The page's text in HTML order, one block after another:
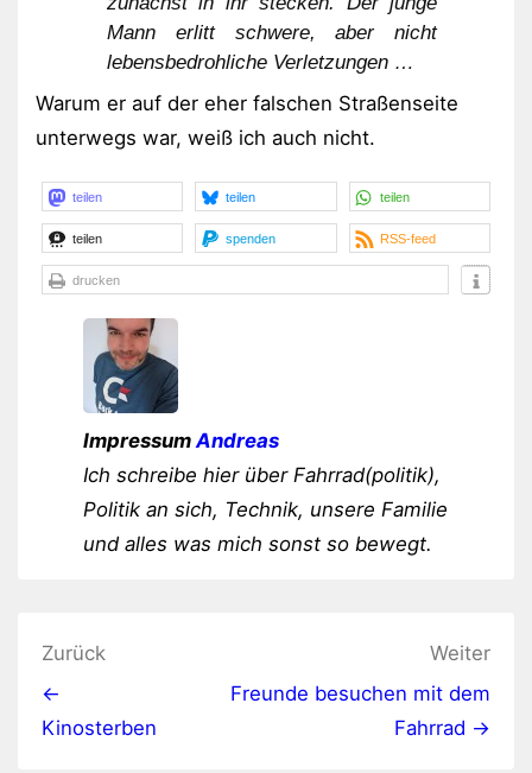
Mann erlitt schwere, aber nicht
lebensbedrohliche Verletzungen …
Warum er auf der eher falschen Straßenseite
unterwegs war, weiß ich auch nicht.
teilen teilen teilen
teilen spenden RSS-feed
drucken
Impressum Andreas
Ich schreibe hier über Fahrrad(politik),
Politik an sich, Technik, unsere Familie
und alles was mich sonst so bewegt.
Beitragsnavigation
Zurück
←
Kinosterben
Weiter
Freunde besuchen mit dem
Fahrrad →